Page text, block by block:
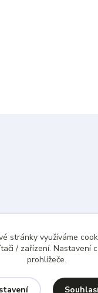
pak nejpozději do 48
stránky využíváme
/ zařízení. Nastavení
prohlížeče.